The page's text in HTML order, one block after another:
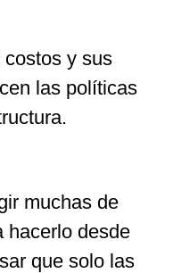
y sus
las políticas
muchas de
hacerlo desde
que solo las